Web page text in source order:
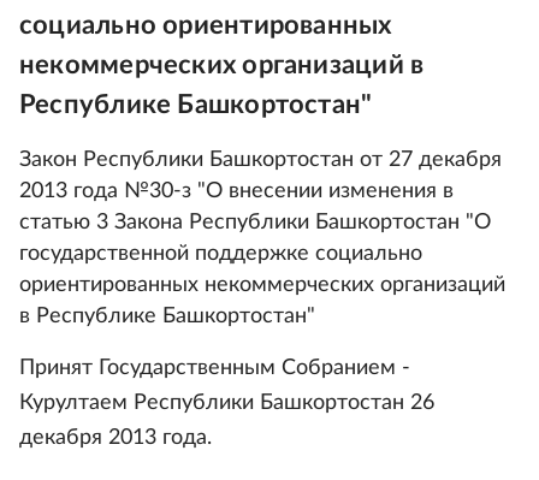
социально ориентированных
некоммерческих организаций в
Республике Башкортостан"
Закон Республики Башкортостан от 27 декабря
2013 года №30-з "О внесении изменения в
статью 3 Закона Республики Башкортостан "О
государственной поддержке социально
ориентированных некоммерческих организаций
в Республике Башкортостан"
Принят Государственным Собранием -
Курултаем Республики Башкортостан 26
декабря 2013 года.